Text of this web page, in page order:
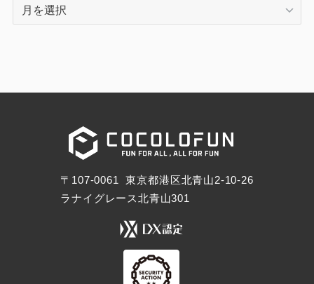
ー
〒107-0061 東京都港区北青山2-10-26
ラナイグレース北青山301